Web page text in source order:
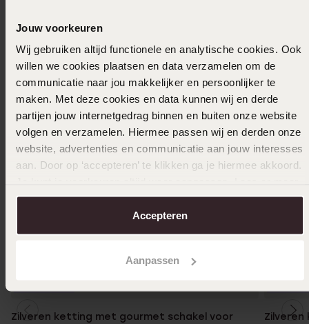
Jouw voorkeuren
Wij gebruiken altijd functionele en analytische cookies. Ook
willen we cookies plaatsen en data verzamelen om de
communicatie naar jou makkelijker en persoonlijker te
maken. Met deze cookies en data kunnen wij en derde
partijen jouw internetgedrag binnen en buiten onze website
volgen en verzamelen. Hiermee passen wij en derden onze
website, advertenties en communicatie aan jouw interesses
aan. Door op ‘accepteren’ te klikken ga je hiermee akkoord.
over in onscookiebeleid.
Accepteren
Aanpassen
Zilveren ketting met gourmet schakel voor